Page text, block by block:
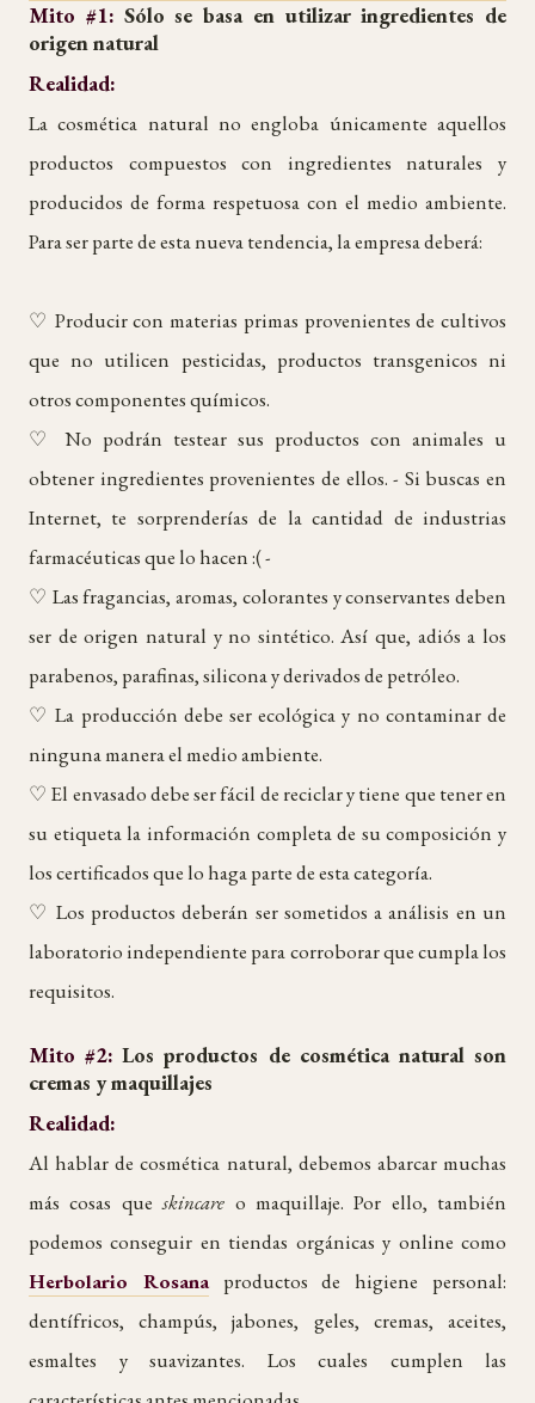
Mito #1: Sólo se basa en utilizar ingredientes de
origen natural
Realidad:
La cosmética natural no engloba únicamente aquellos
productos compuestos con ingredientes naturales y
producidos de forma respetuosa con el medio ambiente.
Para ser parte de esta nueva tendencia, la empresa deberá:
♡ Producir con materias primas provenientes de cultivos
que no utilicen pesticidas, productos transgenicos ni
otros componentes químicos.
♡ No podrán testear sus productos con animales u
obtener ingredientes provenientes de ellos. - Si buscas en
Internet, te sorprenderías de la cantidad de industrias
farmacéuticas que lo hacen :( -
♡ Las fragancias, aromas, colorantes y conservantes deben
ser de origen natural y no sintético. Así que, adiós a los
parabenos, parafinas, silicona y derivados de petróleo.
♡ La producción debe ser ecológica y no contaminar de
ninguna manera el medio ambiente.
♡ El envasado debe ser fácil de reciclar y tiene que tener en
su etiqueta la información completa de su composición y
los certificados que lo haga parte de esta categoría.
♡ Los productos deberán ser sometidos a análisis en un
laboratorio independiente para corroborar que cumpla los
requisitos.
Mito #2: Los productos de cosmética natural son
cremas y maquillajes
Realidad:
Al hablar de cosmética natural, debemos abarcar muchas
más cosas queskincare o maquillaje. Por ello, también
podemos conseguir en tiendas orgánicas y online como
Herbolario Rosanaproductos de higiene personal:
dentífricos, champús, jabones, geles, cremas, aceites,
esmaltes y suavizantes. Los cuales cumplen las